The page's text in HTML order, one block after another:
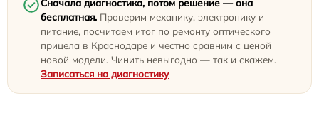
Сначала диагностика, потом решение — она
бесплатная. Проверим механику, электронику и
питание, посчитаем итог по ремонту оптического
прицела в Краснодаре и честно сравним с ценой
новой модели. Чинить невыгодно — так и скажем.
Записаться на диагностику